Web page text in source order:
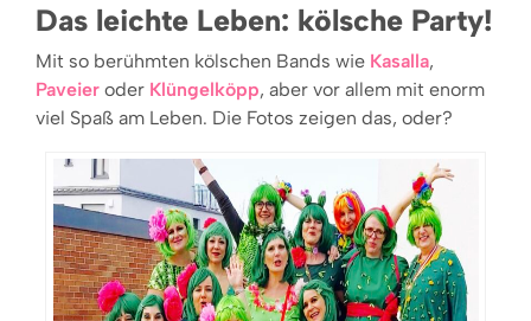
Das leichte Leben: kölsche Party!
Mit so berühmten kölschen Bands wie Kasalla,
Paveier oder Klüngelköpp, aber vor allem mit enorm
viel Spaß am Leben. Die Fotos zeigen das, oder?